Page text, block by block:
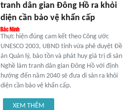
tranh dân gian Đông Hồ ra khỏi
diện cần bảo vệ khẩn cấp
Thực hiện đúng cam kết theo Công ước
UNESCO 2003, UBND tỉnh vừa phê duyệt Đề
án Quản lý, bảo tồn và phát huy giá trị di sản
Nghề làm tranh dân gian Đông Hồ với định
hướng đến năm 2040 sẽ đưa di sản ra khỏi
diện cần bảo vệ khẩn cấp.
XEM THÊM